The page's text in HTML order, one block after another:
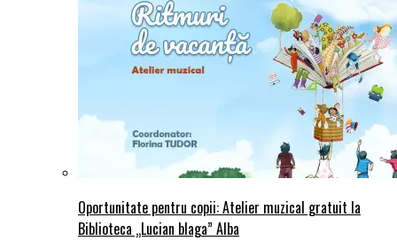
Oportunitate pentru copii: Atelier muzical gratuit la
Biblioteca „Lucian blaga” Alba